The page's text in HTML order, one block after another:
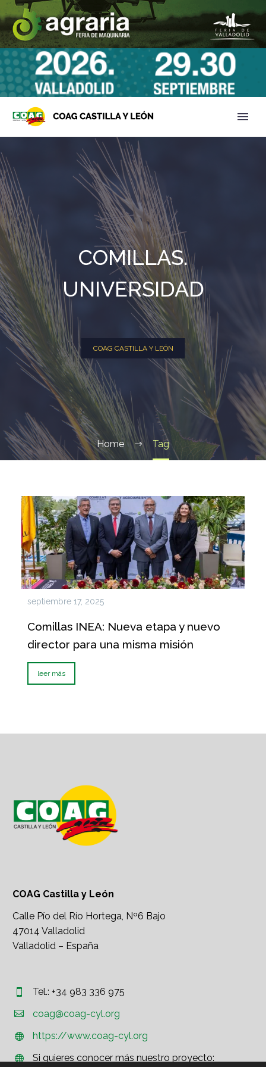
COMILLAS.
UNIVERSIDAD
COAG CASTILLA Y LEÓN
Home Tag
septiembre 17, 2025
Comillas INEA: Nueva etapa y nuevo
director para una misma misión
leer más
COAG Castilla y León
Calle Pío del Río Hortega, Nº6 Bajo
47014 Valladolid
Valladolid – España

 Tel.: +34 983 336 975

 coag@coag-cyl.org

 https://www.coag-cyl.org

 Si quieres conocer más nuestro proyecto: